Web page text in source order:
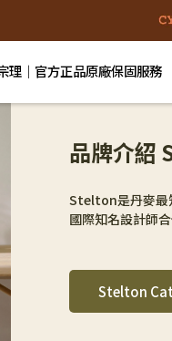
理｜官方正品原廠保固服務
品牌介紹
Stelton是丹麥最
國際知名設計師
Stelton